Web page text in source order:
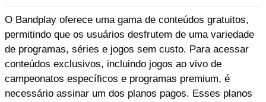
O Bandplay oferece uma gama de conteúdos gratuitos,
permitindo que os usuários desfrutem de uma variedade
de programas, séries e jogos sem custo. Para acessar
conteúdos exclusivos, incluindo jogos ao vivo de
campeonatos específicos e programas premium, é
necessário assinar um dos planos pagos. Esses planos